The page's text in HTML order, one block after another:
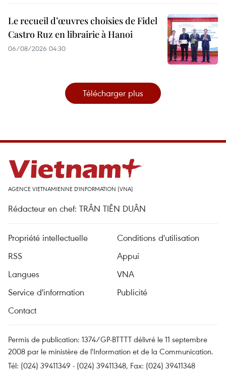
Le recueil d’œuvres choisies de Fidel
Castro Ruz en librairie à Hanoi
06/08/2026 04:30
Télécharger plus
AGENCE VIETNAMIENNE D'INFORMATION (VNA)
Rédacteur en chef: TRÂN TIÊN DUÂN
Propriété intellectuelle
Conditions d'utilisation
RSS
Appui
Langues
VNA
Service d'information
Publicité
Contact
Permis de publication: 1374/GP-BTTTT délivré le 11 septembre
2008 par le ministère de l'Information et de la Communication.
Tél: (024) 39411349 - (024) 39411348, Fax: (024) 39411348